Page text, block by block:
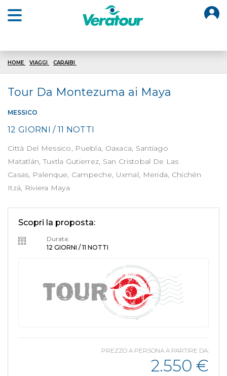
HOME VIAGGI CARAIBI
Tour Da Montezuma ai Maya
MESSICO
12 GIORNI / 11 NOTTI
Città Del Messico, Puebla, Oaxaca, Santiago
Matatlán, Tuxtla Gutierrez, San Cristobal De Las
Casas, Palenque, Campeche, Uxmal, Merida, Chichén
Itzá, Riviera Maya
Scopri la proposta:
Durata:
12 GIORNI / 11 NOTTI
PREZZO A PERSONA A PARTIRE DA:
2.550 €